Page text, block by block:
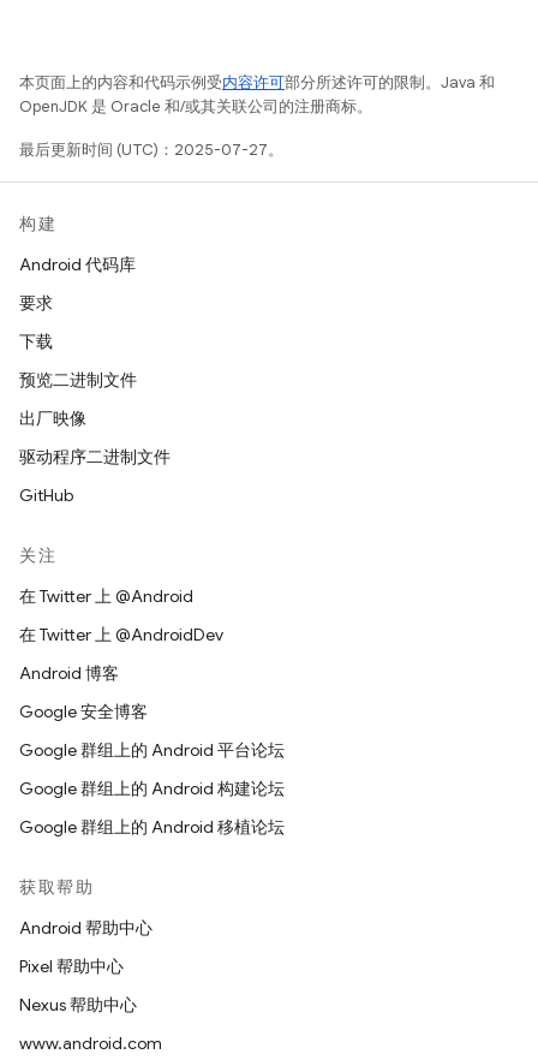
本页面上的内容和代码示例受内容许可部分所述许可的限制。Java 和
OpenJDK 是 Oracle 和/或其关联公司的注册商标。
最后更新时间 (UTC)：2025-07-27。
构建
Android 代码库
要求
下载
预览二进制文件
出厂映像
驱动程序二进制文件
GitHub
关注
在 Twitter 上 @Android
在 Twitter 上 @AndroidDev
Android 博客
Google 安全博客
Google 群组上的 Android 平台论坛
Google 群组上的 Android 构建论坛
Google 群组上的 Android 移植论坛
获取帮助
Android 帮助中心
Pixel 帮助中心
Nexus 帮助中心
www.android.com